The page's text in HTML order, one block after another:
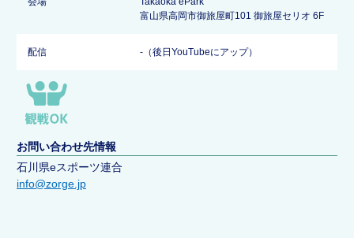
富山県高岡市御旅屋町101 御旅屋セリオ 6F
配信 -（後日YouTubeにアップ）
お問い合わせ先情報
石川県eスポーツ連合
info@zorge.jp